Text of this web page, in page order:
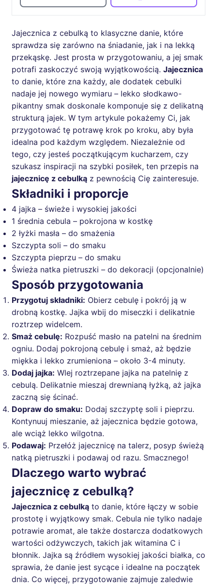
Jajecznica z cebulką to klasyczne danie, które
sprawdza się zarówno na śniadanie, jak i na lekką
przekąskę. Jest prosta w przygotowaniu, a jej smak
potrafi zaskoczyć swoją wyjątkowością. Jajecznica
to danie, które zna każdy, ale dodatek cebulki
nadaje jej nowego wymiaru – lekko słodkawo-
pikantny smak doskonale komponuje się z delikatną
strukturą jajek. W tym artykule pokażemy Ci, jak
przygotować tę potrawę krok po kroku, aby była
idealna pod każdym względem. Niezależnie od
tego, czy jesteś początkującym kucharzem, czy
szukasz inspiracji na szybki posiłek, ten przepis na
jajecznicę z cebulką z pewnością Cię zainteresuje.
Składniki i proporcje
4 jajka – świeże i wysokiej jakości
1 średnia cebula – pokrojona w kostkę
2 łyżki masła – do smażenia
Szczypta soli – do smaku
Szczypta pieprzu – do smaku
Świeża natka pietruszki – do dekoracji (opcjonalnie)
Sposób przygotowania
Przygotuj składniki: Obierz cebulę i pokrój ją w
drobną kostkę. Jajka wbij do miseczki i delikatnie
roztrzep widelcem.
Smaż cebulę: Rozpuść masło na patelni na średnim
ogniu. Dodaj pokrojoną cebulę i smaż, aż będzie
miękka i lekko zrumieniona – około 3-4 minuty.
Dodaj jajka: Wlej roztrzepane jajka na patelnię z
cebulą. Delikatnie mieszaj drewnianą łyżką, aż jajka
zaczną się ścinać.
Dopraw do smaku: Dodaj szczyptę soli i pieprzu.
Kontynuuj mieszanie, aż jajecznica będzie gotowa,
ale wciąż lekko wilgotna.
Podawaj: Przełóż jajecznicę na talerz, posyp świeżą
natką pietruszki i podawaj od razu. Smacznego!
Dlaczego warto wybrać
jajecznicę z cebulką?
Jajecznica z cebulką to danie, które łączy w sobie
prostotę i wyjątkowy smak. Cebula nie tylko nadaje
potrawie aromat, ale także dostarcza dodatkowych
wartości odżywczych, takich jak witamina C i
błonnik. Jajka są źródłem wysokiej jakości białka, co
sprawia, że danie jest sycące i idealne na początek
dnia. Co więcej, przygotowanie zajmuje zaledwie